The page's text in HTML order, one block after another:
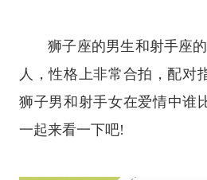
狮子座的男生和射手座
人，性格上非常合拍，配对
狮子男和射手女在爱情中谁
一起来看一下吧!